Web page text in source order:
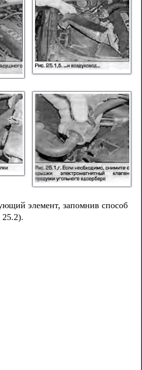
элемент, запомнив способ
25.2).